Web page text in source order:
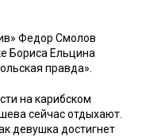
Федор Смолов
Бориса Ельцина
правда».
на карибском
сейчас отдыхают.
девушка достигнет